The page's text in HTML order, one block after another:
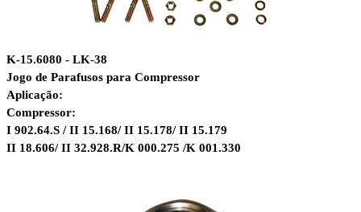
K-15.6080 - LK-38
Jogo de Parafusos para Compressor
Aplicação:
Compressor:
I 902.64.S / II 15.168/ II 15.178/ II 15.179
II 18.606/ II 32.928.R/K 000.275 /K 001.330